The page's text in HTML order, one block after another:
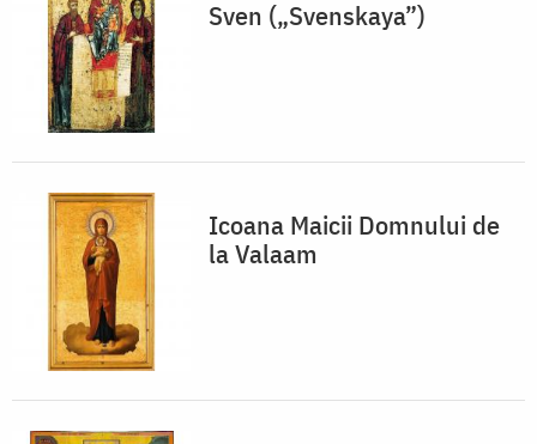
Sven („Svenskaya”)
Icoana Maicii Domnului de
la Valaam